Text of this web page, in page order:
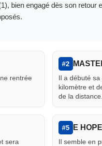
bien engagé dès son retour
rentrée
#2
Il a débuté
kilomètre et
de la distance.
sera
#5 E
Il semble en